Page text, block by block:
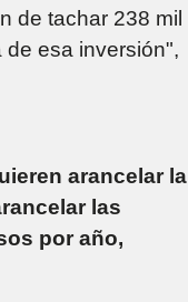
de tachar 238 mil
esa inversión",
arancelar la
las
por año,